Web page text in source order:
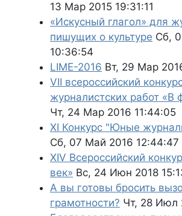
13 Мар 2015 19:31:11
«Искусный глагол» для
пишущих о культуре Сб,
10:36:54
LIME-2016 Вт, 29 Мар
VII всероссийский
журналистских работ «В
Чт, 24 Мар 2016 11:44:05
XI Конкурс "Юные
Сб, 07 Май 2016 12:44:47
XIV Всероссийский
век» Вс, 24 Июн 2018
А вы готовы бросить
грамотности? Чт, 28 Июл